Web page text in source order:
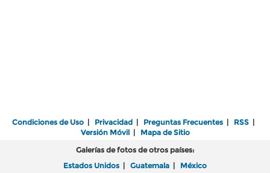
Condiciones de Uso | Privacidad | Preguntas Frecuentes | RSS |
Versión Móvil| Mapa de Sitio
Galerías de fotos de otros países:
Estados Unidos | Guatemala | México